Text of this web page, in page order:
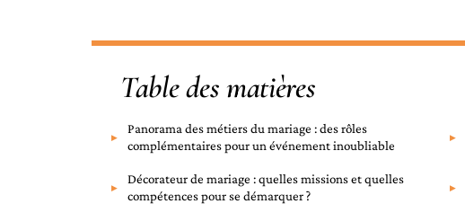
Table des matières
Panorama des métiers du mariage : des rôles
complémentaires pour un événement inoubliable
Décorateur de mariage : quelles missions et quelles
compétences pour se démarquer ?